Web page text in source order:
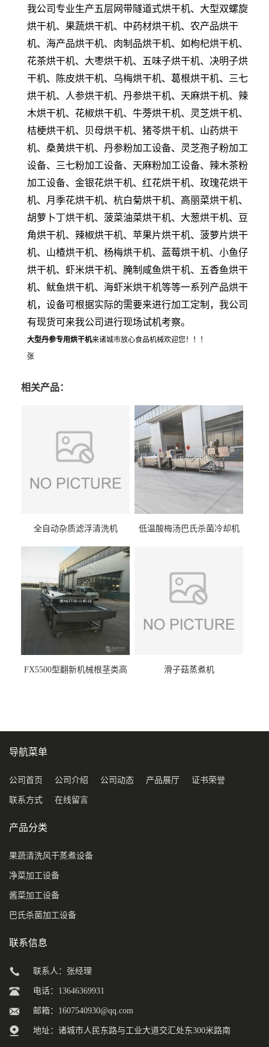
我公司专业生产五层网带隧道式烘干机、大型双螺旋
烘干机、果蔬烘干机、中药材烘干机、农产品烘干
机、海产品烘干机、肉制品烘干机、如枸杞烘干机、
花茶烘干机、大枣烘干机、五味子烘干机、决明子烘
干机、陈皮烘干机、乌梅烘干机、葛根烘干机、三七
烘干机、人参烘干机、丹参烘干机、天麻烘干机、辣
木烘干机、花椒烘干机、牛蒡烘干机、灵芝烘干机、
桔梗烘干机、贝母烘干机、猪苓烘干机、山药烘干
机、桑黄烘干机、丹参粉加工设备、灵芝孢子粉加工
设备、三七粉加工设备、天麻粉加工设备、辣木茶粉
加工设备、金银花烘干机、红花烘干机、玫瑰花烘干
机、月季花烘干机、杭白菊烘干机、高丽菜烘干机、
胡萝卜丁烘干机、菠菜油菜烘干机、大葱烘干机、豆
角烘干机、辣椒烘干机、苹果片烘干机、菠萝片烘干
机、山楂烘干机、杨梅烘干机、蓝莓烘干机、小鱼仔
烘干机、虾米烘干机、腌制咸鱼烘干机、五香鱼烘干
机、鱿鱼烘干机、海虾米烘干机等等一系列产品烘干
机，设备可根据实际的需要来进行加工定制，我公司
有现货可来我公司进行现场试机考察。
大型丹参专用烘干机来诸城市放心食品机械欢迎您！！！
张
相关产品：
全自动杂质滤浮清洗机 低温酸梅汤巴氏杀菌冷却机
FX5500型翻新机械根茎类高
滑子菇蒸煮机
导航菜单
公司首页 公司介绍 公司动态 产品展厅 证书荣誉
联系方式 在线留言
产品分类
果蔬清洗风干蒸煮设备
净菜加工设备
酱菜加工设备
巴氏杀菌加工设备
联系信息
联系人：张经理
电话：13646369931
邮箱： 1607540930@qq.com
地址：诸城市人民东路与工业大道交汇处东300米路南